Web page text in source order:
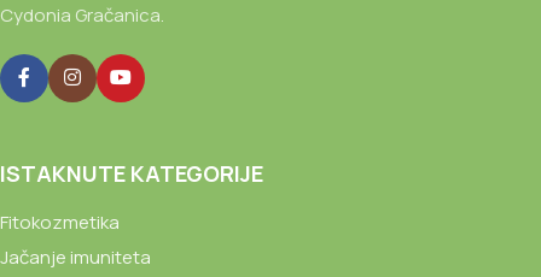
Cydonia Gračanica.
ISTAKNUTE KATEGORIJE
Fitokozmetika
Jačanje imuniteta